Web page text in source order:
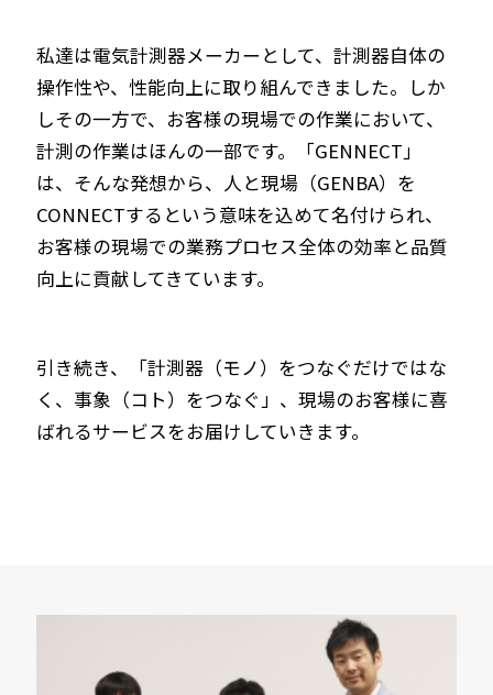
私達は電気計測器メーカーとして、計測器自体の
操作性や、性能向上に取り組んできました。しか
しその一方で、お客様の現場での作業において、
計測の作業はほんの一部です。「GENNECT」
は、そんな発想から、人と現場（GENBA）を
CONNECTするという意味を込めて名付けられ、
お客様の現場での業務プロセス全体の効率と品質
向上に貢献してきています。
引き続き、「計測器（モノ）をつなぐだけではな
く、事象（コト）をつなぐ」、現場のお客様に喜
ばれるサービスをお届けしていきます。